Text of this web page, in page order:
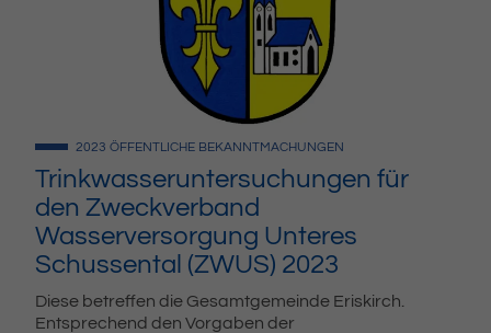
Trinkwasseruntersuchungen für
den Zweckverband
Wasserversorgung Unteres
Schussental (ZWUS) 2023
2023 ÖFFENTLICHE BEKANNTMACHUNGEN
Diese betreffen die Gesamtgemeinde Eriskirch.
Entsprechend den Vorgaben der